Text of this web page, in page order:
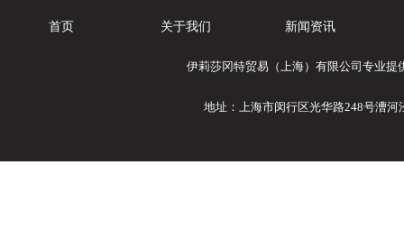
首页 关于我们 新闻资讯
伊莉莎冈特贸易（上海）有限公司专业提
地址：上海市闵行区光华路248号漕